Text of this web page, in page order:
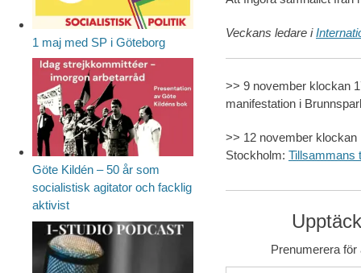
Veckans ledare i
>> 9 november klockan
manifestation i
>> 12 november klockan
Stockholm: Tillsammans
Prenumerera
Skriv din e-post …
1 maj med SP i Göteborg
Göte Kildén – 50 år som
socialistisk agitator och facklig
aktivist